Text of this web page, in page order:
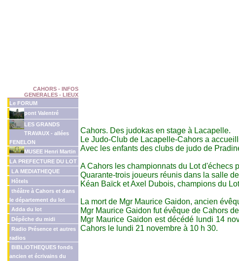
CAHORS - INFOS
GENERALES - LIEUX
Le FORUM
pont Valentré
LES GRANDS
TRAVAUX - allées
FENELON
MUSEE Henri Martin
LA PREFECTURE DU LOT
LA MEDIATHEQUE
Hôtels
théâtre à Cahors et dans
le département du lot
Adda du lot
Dépêche du midi
Radio Présence et autres
radios
BIBLIOTHEQUES fonds
ancien et écrivains du
Cahors. Des judokas en stage à Lacapelle.
Le Judo-Club de Lacapelle-Cahors a
Avec les enfants des clubs de judo de
A Cahors les championnats du Lot d'échecs
Quarante-trois joueurs réunis dans la salle
Kéan Baïck et Axel Dubois, champions du
La mort de Mgr Maurice Gaidon, ancien
Mgr Maurice Gaidon fut évêque de Cahors
Mgr Maurice Gaidon est décédé lundi 14
Cahors le lundi 21 novembre à 10 h 30.